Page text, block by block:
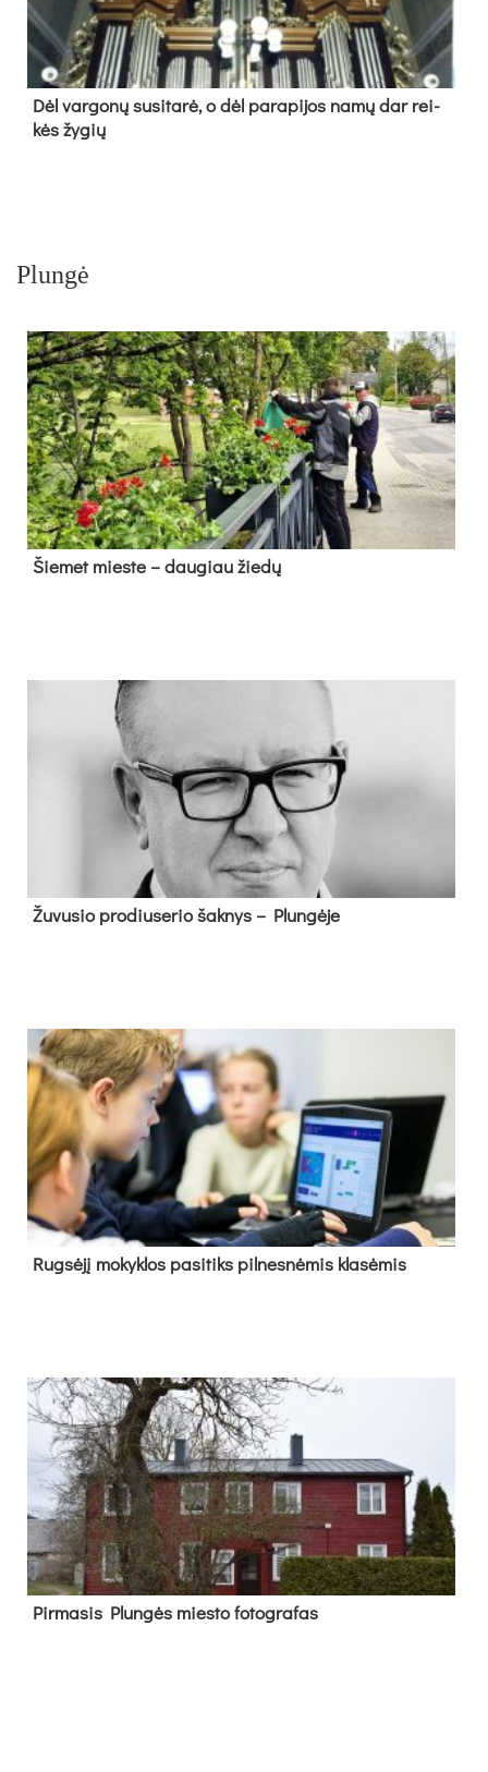
Dėl var­go­nų su­si­ta­rė, o dėl pa­ra­pi­jos na­mų dar rei­
kės žy­gių
Plungė
Šie­met mies­te – dau­giau žie­dų
Žu­vu­sio pro­diu­se­rio šak­nys – Plun­gė­je
Rug­sė­jį mo­kyk­los pa­si­tiks pil­nes­nė­mis kla­sė­mis
Pir­ma­sis Plun­gės mies­to fo­tog­ra­fas